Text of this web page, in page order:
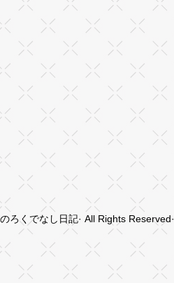
ろくでなし日記· All Rights Reserved·